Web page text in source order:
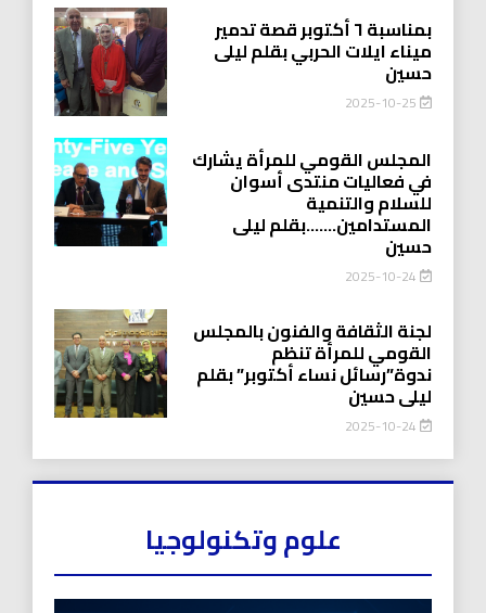
بمناسبة ٦ أكتوبر قصة تدمير
ميناء ايلات الحربي بقلم ليلى
حسين
2025-10-25
المجلس القومي للمرأة يشارك
في فعاليات منتدى أسوان
للسلام والتنمية
المستدامين…….بقلم ليلى
حسين
2025-10-24
لجنة الثقافة والفنون بالمجلس
القومي للمرأة تنظم
ندوة”رسائل نساء أكتوبر” بقلم
ليلى حسين
2025-10-24
علوم وتكنولوجيا